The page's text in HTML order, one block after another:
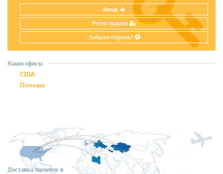
Вход
Регистрация
Забыли пароль?
Доставка посылок в
Наши офисы
США
Польша